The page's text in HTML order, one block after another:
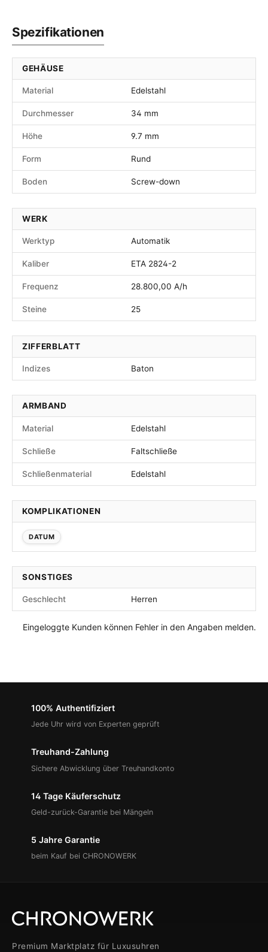
Spezifikationen
GEHÄUSE
Material Edelstahl
Durchmesser 34 mm
Höhe 9.7 mm
Form Rund
Boden Screw-down
WERK
Werktyp Automatik
Kaliber ETA 2824-2
Frequenz 28.800,00 A/h
Steine 25
ZIFFERBLATT
Indizes Baton
ARMBAND
Material Edelstahl
Schließe Faltschließe
Schließenmaterial Edelstahl
KOMPLIKATIONEN
DATUM
SONSTIGES
Geschlecht Herren
Eingeloggte Kunden können Fehler in den Angaben melden.
100% Authentifiziert
Jede Uhr wird von Experten geprüft
Treuhand-Zahlung
Sichere Abwicklung über Treuhandkonto
14 Tage Käuferschutz
Geld-zurück-Garantie bei Mängeln
5 Jahre Garantie
beim Kauf bei CHRONOWERK
Premium Marktplatz für Luxusuhren